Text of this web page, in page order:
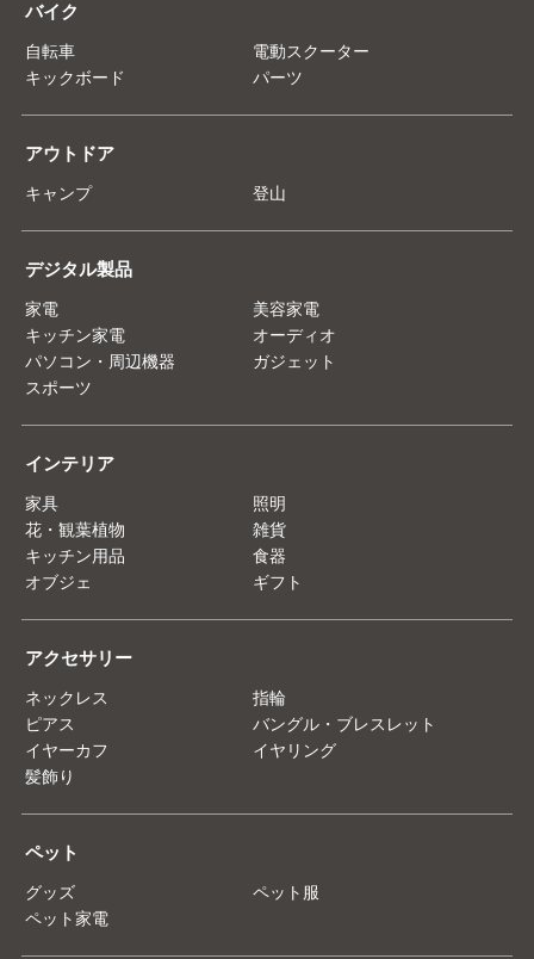
バイク
自転車
電動スクーター
キックボード
パーツ
アウトドア
キャンプ 登山
デジタル製品
家電
美容家電
キッチン家電
オーディオ
パソコン・周辺機器
ガジェット
スポーツ
インテリア
家具
照明
花・観葉植物
雑貨
キッチン用品
食器
オブジェ
ギフト
アクセサリー
ネックレス
指輪
ピアス
バングル・ブレスレット
イヤーカフ
イヤリング
髪飾り
ペット
グッズ
ペット服
ペット家電